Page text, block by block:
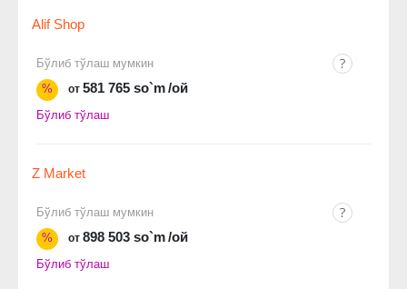
Alif Shop
Бўлиб тўлаш мумкин
%
от 581 765 so`m/ой
Бўлиб тўлаш
Z Market
Бўлиб тўлаш мумкин
%
от 898 503 so`m/ой
Бўлиб тўлаш